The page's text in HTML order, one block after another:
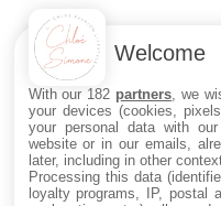
Welcome
With our 182 partners , we
your devices (cookies,
your personal data with
website or in our emails,
later, including in other
Processing this data
loyalty programs, IP, postal